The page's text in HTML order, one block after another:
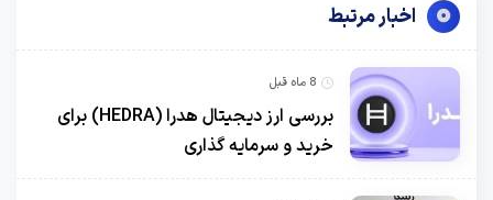
اخبار مرتبط
8 ماه قبل
بررسی ارز دیجیتال هدرا (HEDRA) برای
خرید و سرمایه گذاری